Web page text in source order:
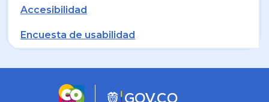
Accesibilidad
Encuesta de usabilidad